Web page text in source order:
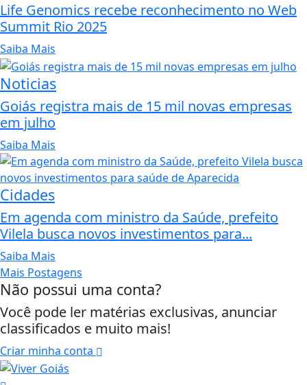
Life Genomics recebe reconhecimento no Web
Summit Rio 2025
Saiba Mais
Noticias
Goiás registra mais de 15 mil novas empresas
em julho
Saiba Mais
Cidades
Em agenda com ministro da Saúde, prefeito
Vilela busca novos investimentos para...
Saiba Mais
Mais Postagens
Não possui uma conta?
Você pode ler matérias exclusivas, anunciar
classificados e muito mais!
Criar minha conta